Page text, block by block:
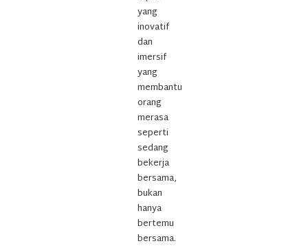
yang
inovatif
dan
imersif
yang
membantu
orang
merasa
seperti
sedang
bekerja
bersama,
bukan
hanya
bertemu
bersama.